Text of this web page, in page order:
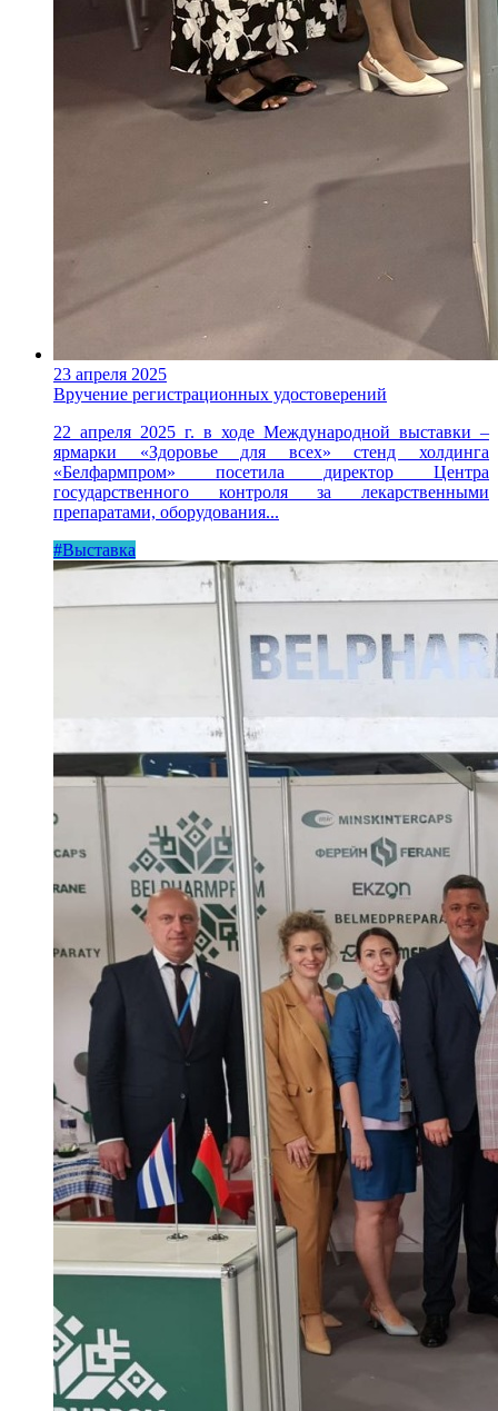
23 апреля 2025
Вручение регистрационных удостоверений
22 апреля 2025 г. в ходе Международной выставки –
ярмарки «Здоровье для всех» стенд холдинга
«Белфармпром» посетила директор Центра
государственного контроля за лекарственными
препаратами, оборудования...
#Выставка